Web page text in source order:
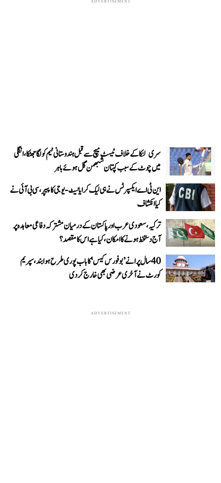
ADVERTISEMENT
سری لنکا کے خلاف ٹیسٹ میچ سے قبل ہندوستانی ٹیم کو لگا جھٹکا، انگلی
میں چوٹ کے سبب کپتان شبھمن گل ہوئے باہر
این ٹی اے ایکسپرٹس نے ہی لیک کرایا نیٹ-یوجی کا پیپر، سی بی آئی نے
کیا انکشاف
ترکیہ، سعودی عرب اور پاکستان کے درمیان مشترکہ دفاعی معاہدہ پر
آج دستخط ہونے کا امکان، کیا ہے اس کا مقصد؟
40 سال پرانے ’بوفورس کیس‘ کا باب پوری طرح ہوا بند، سپریم
کورٹ نے آخری عرضی بھی خارج کر دی
ADVERTISEMENT